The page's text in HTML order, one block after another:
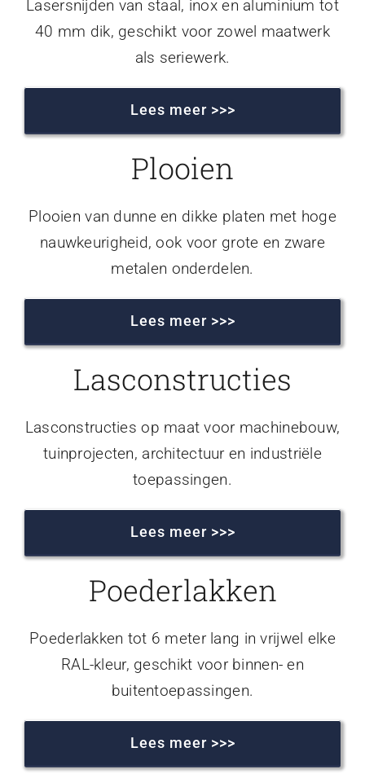
Lasersnijden van staal, inox en aluminium tot
40 mm dik, geschikt voor zowel maatwerk
als seriewerk.
Lees meer >>>
Plooien
Plooien van dunne en dikke platen met hoge
nauwkeurigheid, ook voor grote en zware
metalen onderdelen.
Lees meer >>>
Lasconstructies
Lasconstructies op maat voor machinebouw,
tuinprojecten, architectuur en industriële
toepassingen.
Lees meer >>>
Poederlakken
Poederlakken tot 6 meter lang in vrijwel elke
RAL-kleur, geschikt voor binnen- en
buitentoepassingen.
Lees meer >>>